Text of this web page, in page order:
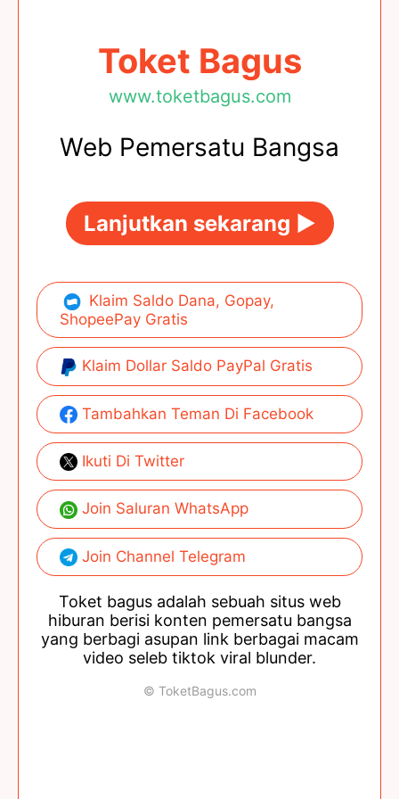
Toket Bagus
www.toketbagus.com
Web Pemersatu Bangsa
Lanjutkan sekarang ►
Klaim Saldo Dana, Gopay,
ShopeePay Gratis
Klaim Dollar Saldo PayPal Gratis
Tambahkan Teman Di Facebook
Ikuti Di Twitter
Join Saluran WhatsApp
Join Channel Telegram
Toket bagus adalah sebuah situs web
hiburan berisi konten pemersatu bangsa
yang berbagi asupan link berbagai macam
video seleb tiktok viral blunder.
© ToketBagus.com